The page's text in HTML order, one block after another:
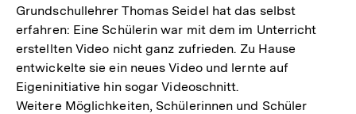
Grundschullehrer Thomas Seidel hat das selbst
erfahren: Eine Schülerin war mit dem im Unterricht
erstellten Video nicht ganz zufrieden. Zu Hause
entwickelte sie ein neues Video und lernte auf
Eigeninitiative hin sogar Videoschnitt.
Weitere Möglichkeiten, Schülerinnen und Schüler